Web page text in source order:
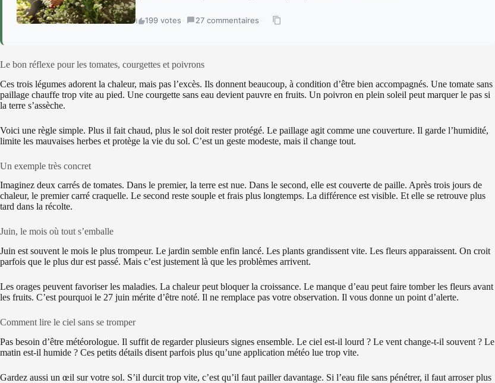
199 votes · 27 commentaires ·
Le bon réflexe pour les tomates, courgettes et poivrons
Ces trois légumes adorent la chaleur, mais pas l’excès. Ils donnent beaucoup, à condition d’être bien accompagnés. Une tomate sans
paillage chauffe trop vite au pied. Une courgette sans eau devient pauvre en fruits. Un poivron en plein soleil peut marquer le pas si
la terre s’assèche.
Voici une règle simple. Plus il fait chaud, plus le sol doit rester protégé. Le paillage agit comme une couverture. Il garde l’humidité,
limite les mauvaises herbes et protège la vie du sol. C’est un geste modeste, mais il change tout.
Un exemple très concret
Imaginez deux carrés de tomates. Dans le premier, la terre est nue. Dans le second, elle est couverte de paille. Après trois jours de
chaleur, le premier carré craquelle. Le second reste souple et frais plus longtemps. La différence est visible. Et elle se retrouve plus
tard dans la récolte.
Juin, le mois où tout s’emballe
Juin est souvent le mois le plus trompeur. Le jardin semble enfin lancé. Les plants grandissent vite. Les fleurs apparaissent. On croit
parfois que le plus dur est passé. Mais c’est justement là que les problèmes arrivent.
Les orages peuvent favoriser les maladies. La chaleur peut bloquer la croissance. Le manque d’eau peut faire tomber les fleurs avant
les fruits. C’est pourquoi le 27 juin mérite d’être noté. Il ne remplace pas votre observation. Il vous donne un point d’alerte.
Comment lire le ciel sans se tromper
Pas besoin d’être météorologue. Il suffit de regarder plusieurs signes ensemble. Le ciel est-il lourd ? Le vent change-t-il souvent ? Le
matin est-il humide ? Ces petits détails disent parfois plus qu’une application météo lue trop vite.
Gardez aussi un œil sur votre sol. S’il durcit trop vite, c’est qu’il faut pailler davantage. Si l’eau file sans pénétrer, il faut arroser plus